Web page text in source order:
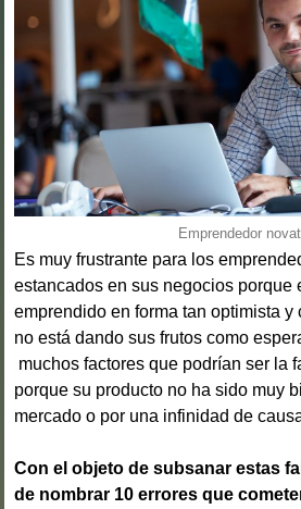
Emprendedor
Es muy frustrante para los
estancados en sus negocios porque
emprendido en forma tan optimista y
no está dando sus frutos como
muchos factores que podrían ser la
porque su producto no ha sido muy
mercado o por una infinidad de
Con el objeto de subsanar estas
de nombrar 10 errores que